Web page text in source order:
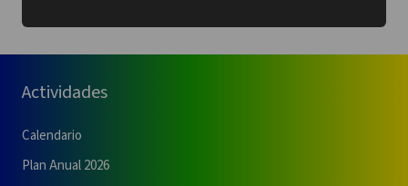
Actividades
Calendario
Plan Anual 2026